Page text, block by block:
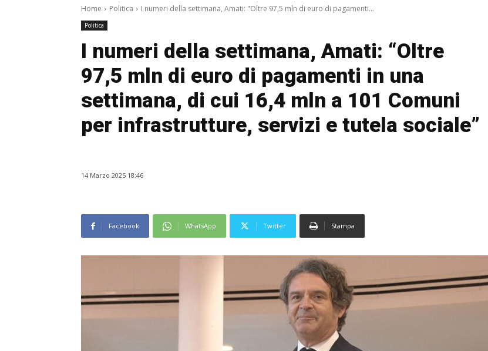
Home Politica I numeri della settimana, Amati: "Oltre 97,5 mln di euro di pagamenti...
Politica
I numeri della settimana, Amati: “Oltre
97,5 mln di euro di pagamenti in una
settimana, di cui 16,4 mln a 101 Comuni
per infrastrutture, servizi e tutela sociale”
14 Marzo 2025 18:46
Facebook WhatsApp Twitter Stampa